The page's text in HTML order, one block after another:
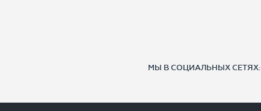
МЫ В СОЦИАЛЬНЫХ СЕТЯХ: